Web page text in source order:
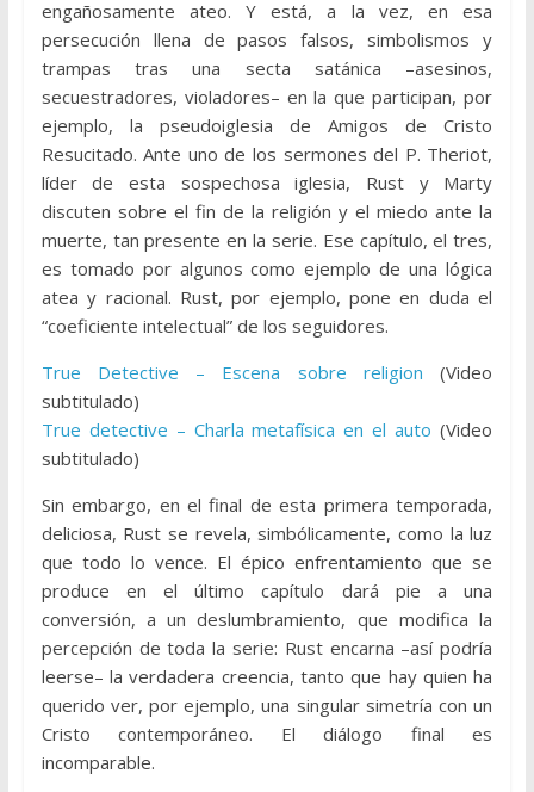
engañosamente ateo. Y está, a la vez, en esa
persecución llena de pasos falsos, simbolismos y
trampas tras una secta satánica –asesinos,
secuestradores, violadores– en la que participan, por
ejemplo, la pseudoiglesia de Amigos de Cristo
Resucitado. Ante uno de los sermones del P. Theriot,
líder de esta sospechosa iglesia, Rust y Marty
discuten sobre el fin de la religión y el miedo ante la
muerte, tan presente en la serie. Ese capítulo, el tres,
es tomado por algunos como ejemplo de una lógica
atea y racional. Rust, por ejemplo, pone en duda el
“coeficiente intelectual” de los seguidores.
True Detective – Escena sobre religion (Video
subtitulado)
True detective – Charla metafísica en el auto (Video
subtitulado)
Sin embargo, en el final de esta primera temporada,
deliciosa, Rust se revela, simbólicamente, como la luz
que todo lo vence. El épico enfrentamiento que se
produce en el último capítulo dará pie a una
conversión, a un deslumbramiento, que modifica la
percepción de toda la serie: Rust encarna –así podría
leerse– la verdadera creencia, tanto que hay quien ha
querido ver, por ejemplo, una singular simetría con un
Cristo contemporáneo. El diálogo final es
incomparable.